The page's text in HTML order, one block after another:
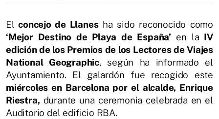
El concejo de Llanesha sido reconocido como
‘Mejor Destino de Playa de España’ en la IV
edición de los Premios de los Lectores de Viajes
National Geographic, según ha informado el
Ayuntamiento. El galardón fue recogido este
miércoles en Barcelona por el alcalde, Enrique
Riestra, durante una ceremonia celebrada en el
Auditorio del edificio RBA.